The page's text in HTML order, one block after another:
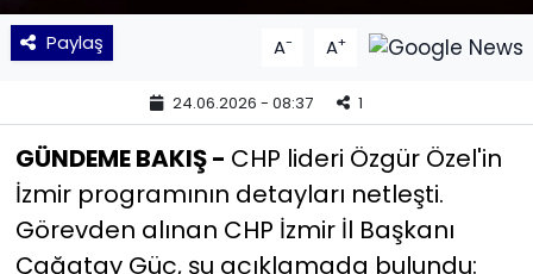
Paylaş A- A+
24.06.2026 - 08:37 1
GÜNDEME BAKIŞ - CHP lideri Özgür Özel'in
İzmir programının detayları netleşti.
Görevden alınan CHP İzmir İl Başkanı
Çağatay Güç, şu açıklamada bulundu:
Siyaset
TEKNOLOJİ
Yaşam
YEREL POLİTİKA